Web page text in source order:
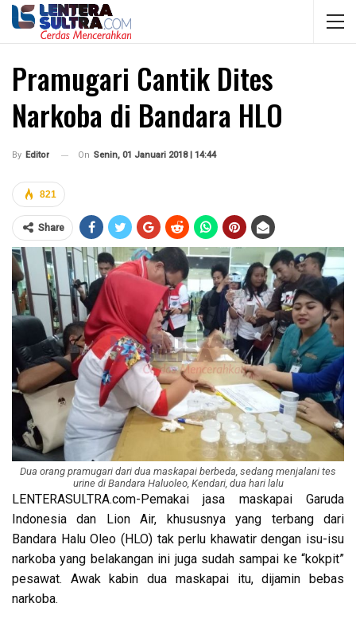
Pramugari Cantik Dites
Narkoba di Bandara HLO
By Editor On Senin, 01 Januari 2018 | 14:44
821
Share
Dua orang pramugari dari dua maskapai berbeda, sedang menjalani tes
urine di Bandara Haluoleo, Kendari, dua hari lalu
LENTERASULTRA.com-Pemakai jasa maskapai Garuda
Indonesia dan Lion Air, khususnya yang terbang dari
Bandara Halu Oleo (HLO) tak perlu khawatir dengan isu-isu
narkoba yang belakangan ini juga sudah sampai ke “kokpit”
pesawat. Awak kabin dua maskapai itu, dijamin bebas
narkoba.